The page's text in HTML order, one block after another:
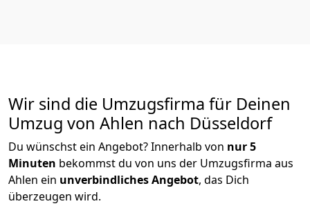
Wir sind die Umzugsfirma für Deinen
Umzug von Ahlen nach Düsseldorf
Du wünschst ein Angebot? Innerhalb von nur 5
Minuten bekommst du von uns der Umzugsfirma aus
Ahlen ein unverbindliches Angebot, das Dich
überzeugen wird.